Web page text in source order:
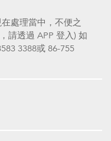
處理當中，不便之
請透過 APP 登入) 如
3388或 86-755